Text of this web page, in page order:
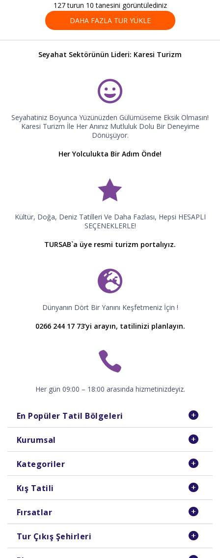
127 turun 10 tanesini görüntülediniz
DAHA FAZLA TUR YÜKLE
Seyahat Sektörünün Lideri: Karesi Turizm
Seyahatiniz Boyunca Yüzünüzden Gülümüseme Eksik Olmasın!
Karesi Turizm İle Her Anınız Mutluluk Dolu Bir Deneyime
Dönüşüyor.
Her Yolculukta Bir Adım Önde!
Kültür, Doğa, Deniz Tatilleri Ve Daha Fazlası, Hepsi HESAPLI
SEÇENEKLERLE!
TURSAB`a üye resmi turizm portalıyız.
Dünyanın Dört Bir Yanını Keşfetmeniz İçin !
0266 244 17 73’yi arayın, tatilinizi planlayın.
Her gün 09:00 – 18:00 arasında hizmetinizdeyiz.
En Popüler Tatil Bölgeleri
Kurumsal
Kategoriler
Kış Tatili
Fırsatlar
Tur Çıkış Şehirleri